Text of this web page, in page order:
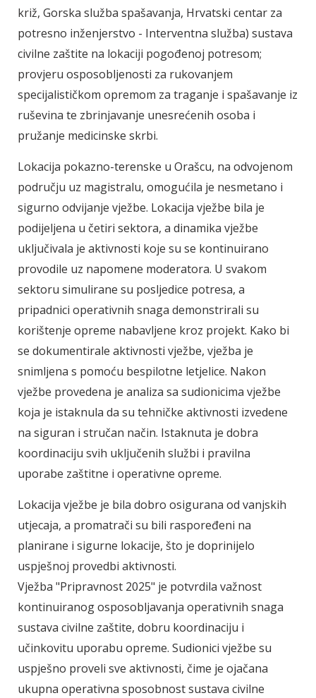
križ, Gorska služba spašavanja, Hrvatski centar za
potresno inženjerstvo - Interventna služba) sustava
civilne zaštite na lokaciji pogođenoj potresom;
provjeru osposobljenosti za rukovanjem
specijalističkom opremom za traganje i spašavanje iz
ruševina te zbrinjavanje unesrećenih osoba i
pružanje medicinske skrbi.
Lokacija pokazno-terenske u Orašcu, na odvojenom
području uz magistralu, omogućila je nesmetano i
sigurno odvijanje vježbe. Lokacija vježbe bila je
podijeljena u četiri sektora, a dinamika vježbe
uključivala je aktivnosti koje su se kontinuirano
provodile uz napomene moderatora. U svakom
sektoru simulirane su posljedice potresa, a
pripadnici operativnih snaga demonstrirali su
korištenje opreme nabavljene kroz projekt. Kako bi
se dokumentirale aktivnosti vježbe, vježba je
snimljena s pomoću bespilotne letjelice. Nakon
vježbe provedena je analiza sa sudionicima vježbe
koja je istaknula da su tehničke aktivnosti izvedene
na siguran i stručan način. Istaknuta je dobra
koordinaciju svih uključenih službi i pravilna
uporabe zaštitne i operativne opreme.
Lokacija vježbe je bila dobro osigurana od vanjskih
utjecaja, a promatrači su bili raspoređeni na
planirane i sigurne lokacije, što je doprinijelo
uspješnoj provedbi aktivnosti.
Vježba "Pripravnost 2025" je potvrdila važnost
kontinuiranog osposobljavanja operativnih snaga
sustava civilne zaštite, dobru koordinaciju i
učinkovitu uporabu opreme. Sudionici vježbe su
uspješno proveli sve aktivnosti, čime je ojačana
ukupna operativna sposobnost sustava civilne